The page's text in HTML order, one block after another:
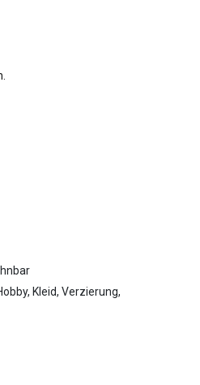
Kleid, Verzierung,